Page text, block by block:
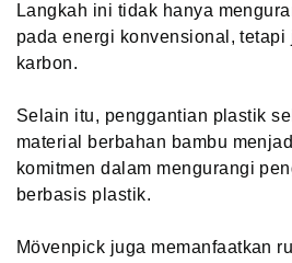
Langkah ini tidak hanya
pada energi konvensional, tetapi
karbon.
Selain itu, penggantian plastik
material berbahan bambu
komitmen dalam mengurangi
berbasis plastik.
Mövenpick juga memanfaatkan